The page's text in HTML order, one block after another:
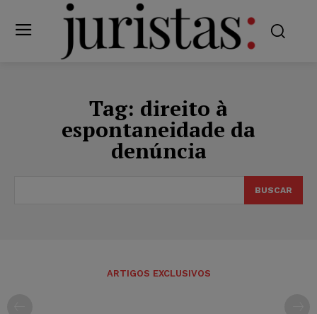
Tag: direito à
espontaneidade da
denúncia
BUSCAR
ARTIGOS EXCLUSIVOS